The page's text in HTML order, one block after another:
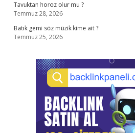
Tavuktan horoz olur mu ?
Temmuz 28, 2026
Batık gemi söz müzik kime ait ?
Temmuz 25, 2026